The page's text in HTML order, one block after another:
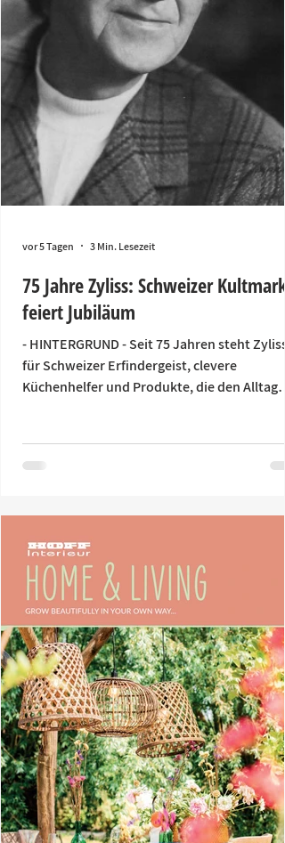
75 Jahre Zyliss: Schweizer Kultmarke
feiert Jubiläum
- HINTERGRUND - Seit 75 Jahren steht Zyliss
für Schweizer Erfindergeist, clevere
Küchenhelfer und Produkte, die den Alltag
Küchen nicht wegzudenken. Kaum eine
geprägt wie Zyliss: von der legendären
Zick-Zick-Hacker bis hin zur Salatschleuder.
Zum 75-jährigen
vor 5 Tagen 3 Min. Lesezeit